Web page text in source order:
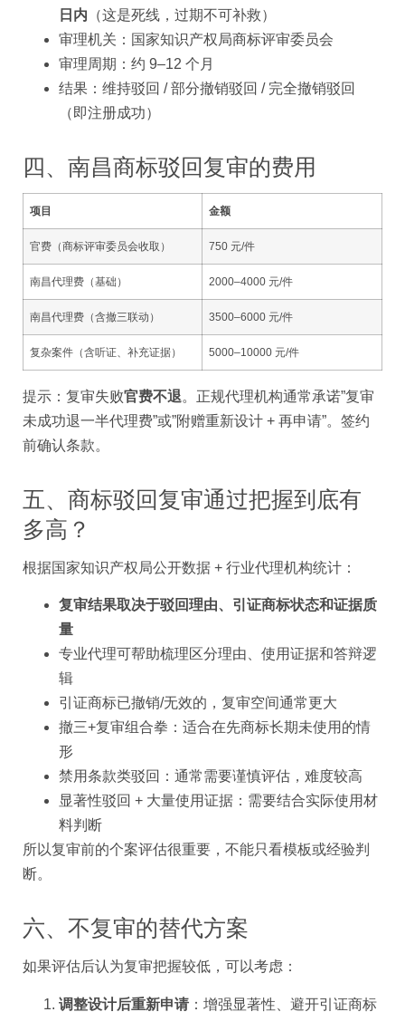
日内 （这是死线，过期不可补救）
审理机关：国家知识产权局商标评审委员会
审理周期：约 9–12 个月
结果：维持驳回 / 部分撤销驳回 / 完全撤销驳回
（即注册成功）
四、南昌商标驳回复审的费用
项目 金额
官费（商标评审委员会收取） 750 元/件
南昌代理费（基础） 2000–4000 元/件
南昌代理费（含撤三联动） 3500–6000 元/件
复杂案件（含听证、补充证据） 5000–10000 元/件
提示：复审失败官费不退。正规代理机构通常承诺”复审
未成功退一半代理费”或”附赠重新设计 + 再申请”。签约
前确认条款。
五、商标驳回复审通过把握到底有
多高？
根据国家知识产权局公开数据 + 行业代理机构统计：
复审结果取决于驳回理由、引证商标状态和证据质
量
专业代理可帮助梳理区分理由、使用证据和答辩逻
辑
引证商标已撤销/无效的，复审空间通常更大
撤三+复审组合拳：适合在先商标长期未使用的情
形
禁用条款类驳回：通常需要谨慎评估，难度较高
显著性驳回 + 大量使用证据：需要结合实际使用材
料判断
所以复审前的个案评估很重要，不能只看模板或经验判
断。
六、不复审的替代方案
如果评估后认为复审把握较低，可以考虑：
调整设计后重新申请 ：增强显著性、避开引证商标